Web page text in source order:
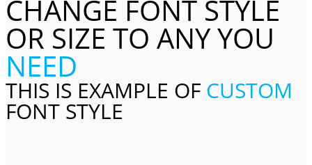
CHANGE FONT STYLE
OR SIZE TO ANY YOU
NEED
THIS IS EXAMPLE OF CUSTOM
FONT STYLE